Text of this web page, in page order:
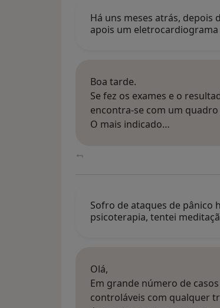
Há uns meses atrás,
apois um
Boa tarde.
Se fez os exames e o
encontra-se com um
O mais indicado…
Sofro de ataques de pânico
psicoterapia, tentei
Olá,
Em grande número de
controláveis com qualquer